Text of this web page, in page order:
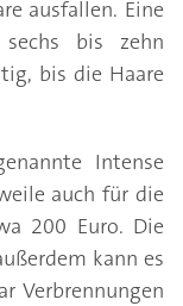
ausfallen. Eine
bis zehn
bis die Haare
Intense
auch für die
200 Euro. Die
kann es
Verbrennungen